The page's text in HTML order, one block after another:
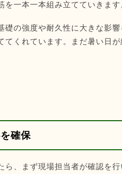
を一本一本組み立てていきます
礎の強度や耐久性に大きな影
てくれています。まだ暑い日
確保
ら、まず現場担当者が確認を行